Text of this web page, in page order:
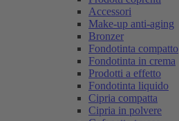
Accessori
Make-up anti-aging
Bronzer
Fondotinta compatto
Fondotinta in crema
Prodotti a effetto
Fondotinta liquido
Cipria compatta
Cipria in polvere